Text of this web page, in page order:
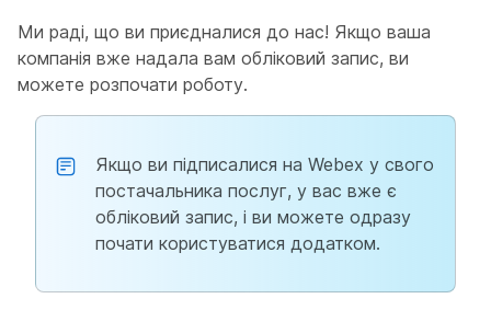
Ми раді, що ви приєдналися до нас! Якщо ваша
компанія вже надала вам обліковий запис, ви
можете розпочати роботу.
Якщо ви підписалися на Webex у свого
постачальника послуг, у вас вже є
обліковий запис, і ви можете одразу
почати користуватися додатком.